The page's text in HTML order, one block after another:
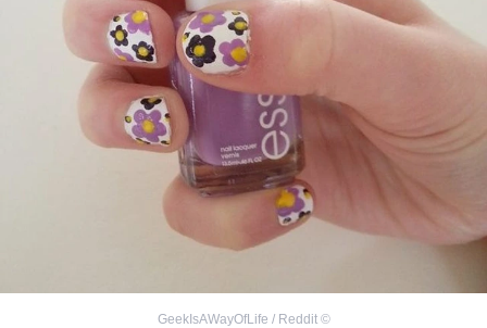
©
GeekIsAWayOfLife / Reddit